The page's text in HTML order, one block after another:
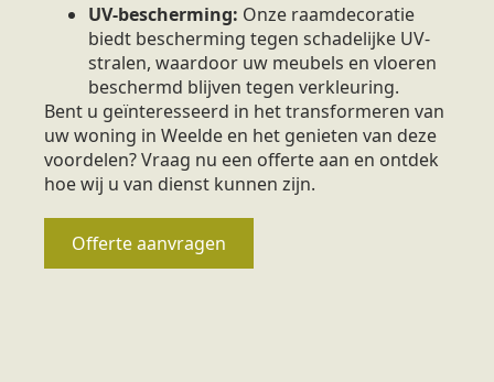
UV-bescherming: Onze raamdecoratie
biedt bescherming tegen schadelijke UV-
stralen, waardoor uw meubels en vloeren
beschermd blijven tegen verkleuring.
Bent u geïnteresseerd in het transformeren van
uw woning in Weelde en het genieten van deze
voordelen? Vraag nu een offerte aan en ontdek
hoe wij u van dienst kunnen zijn.
Offerte aanvragen